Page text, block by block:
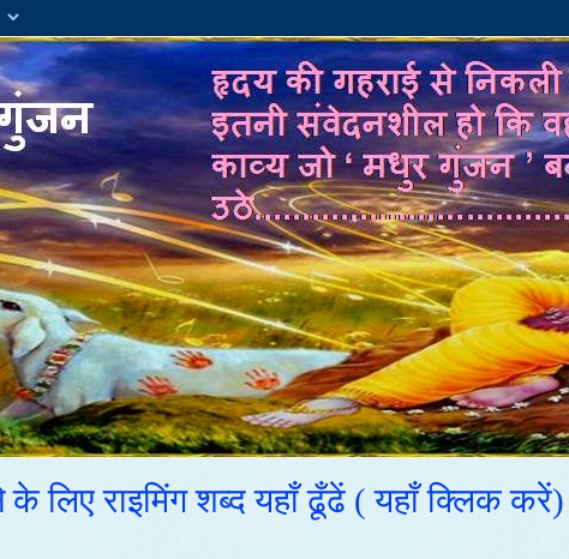
लिए राइमिंग शब्द यहाँ ढूँढें ( यहाँ क्लिक करें)